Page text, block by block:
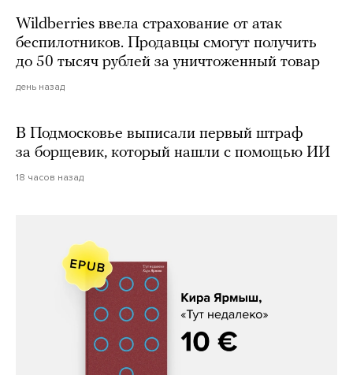
Wildberries ввела страхование от атак
беспилотников. Продавцы смогут получить
до 50 тысяч рублей за уничтоженный товар
день назад
В Подмосковье выписали первый штраф
за борщевик, который нашли с помощью ИИ
18 часов назад